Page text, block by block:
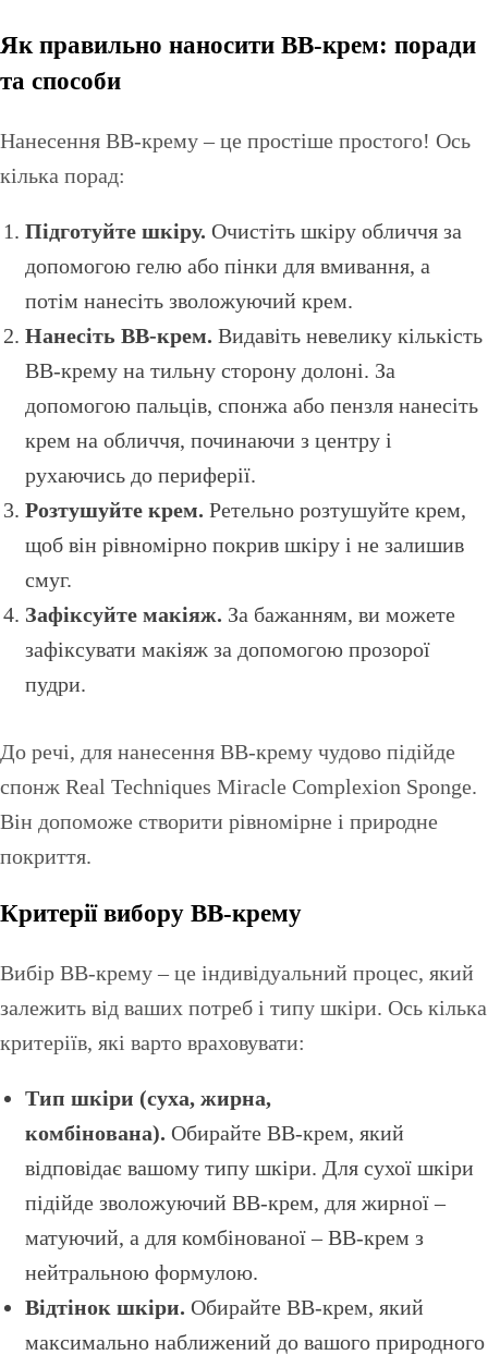
Як правильно наносити BB-крем: поради
та способи
Нанесення BB-крему – це простіше простого! Ось
кілька порад:
Підготуйте шкіру. Очистіть шкіру обличчя за
допомогою гелю або пінки для вмивання, а
потім нанесіть зволожуючий крем.
Нанесіть BB-крем. Видавіть невелику кількість
BB-крему на тильну сторону долоні. За
допомогою пальців, спонжа або пензля нанесіть
крем на обличчя, починаючи з центру і
рухаючись до периферії.
Розтушуйте крем. Ретельно розтушуйте крем,
щоб він рівномірно покрив шкіру і не залишив
смуг.
Зафіксуйте макіяж. За бажанням, ви можете
зафіксувати макіяж за допомогою прозорої
пудри.
До речі, для нанесення BB-крему чудово підійде
спонж Real Techniques Miracle Complexion Sponge.
Він допоможе створити рівномірне і природне
покриття.
Критерії вибору BB-крему
Вибір BB-крему – це індивідуальний процес, який
залежить від ваших потреб і типу шкіри. Ось кілька
критеріїв, які варто враховувати:
Тип шкіри (суха, жирна,
комбінована). Обирайте BB-крем, який
відповідає вашому типу шкіри. Для сухої шкіри
підійде зволожуючий BB-крем, для жирної –
матуючий, а для комбінованої – BB-крем з
нейтральною формулою.
Відтінок шкіри. Обирайте BB-крем, який
максимально наближений до вашого природного